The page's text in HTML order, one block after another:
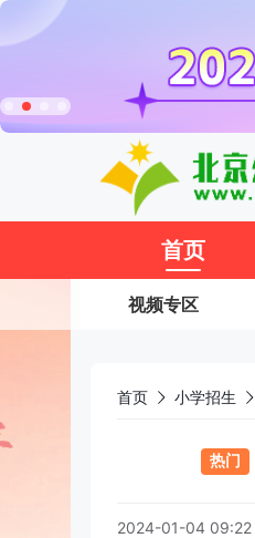
首页
视频专区
首页 小学招生
热门
2024-01-04 09:22